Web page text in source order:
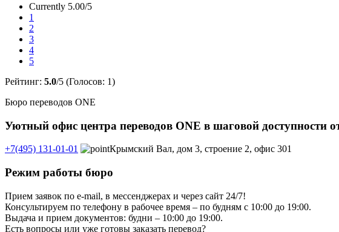
Currently 5.00/5
1
2
3
4
5
Рейтинг: 5.0/5 (Голосов: 1)
Бюро переводов ONE
Уютный офис центра переводов ONE в шаговой доступности
+7(495) 131-01-01 Крымский Вал, дом 3, строение 2, офис 301
Режим работы бюро
Прием заявок по e-mail, в мессенджерах и через сайт 24/7!
Консультируем по телефону в рабочее время – по будням с 10:00 до 19:00.
Выдача и прием документов: будни – 10:00 до 19:00.
Есть вопросы или уже готовы заказать перевод?